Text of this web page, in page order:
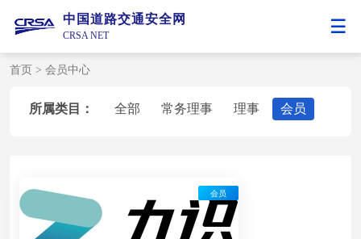
中国道路交通安全网
CRSA NET
首页 > 会员中心
所属类目： 全部 常务理事 理事 会员
会员